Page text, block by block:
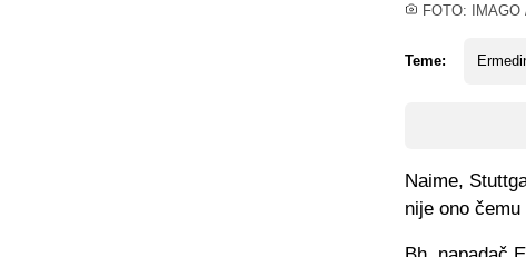
FOTO:
Teme:
Naime,
nije ono